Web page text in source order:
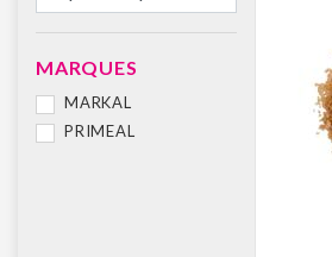
MARQUES
MARKAL
PRIMEAL